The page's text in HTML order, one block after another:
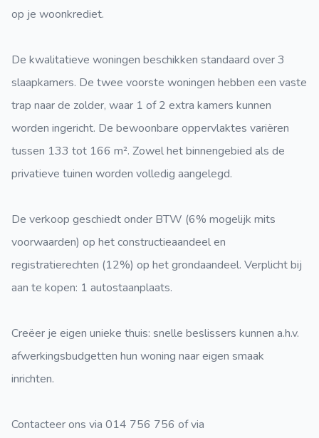
op je woonkrediet.
De kwalitatieve woningen beschikken standaard over 3
slaapkamers. De twee voorste woningen hebben een vaste
trap naar de zolder, waar 1 of 2 extra kamers kunnen
worden ingericht. De bewoonbare oppervlaktes variëren
tussen 133 tot 166 m². Zowel het binnengebied als de
privatieve tuinen worden volledig aangelegd.
De verkoop geschiedt onder BTW (6% mogelijk mits
voorwaarden) op het constructieaandeel en
registratierechten (12%) op het grondaandeel. Verplicht bij
aan te kopen: 1 autostaanplaats.
Creëer je eigen unieke thuis: snelle beslissers kunnen a.h.v.
afwerkingsbudgetten hun woning naar eigen smaak
inrichten.
Contacteer ons via 014 756 756 of via